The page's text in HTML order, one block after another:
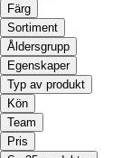
Färg
Sortiment
Åldersgrupp
Egenskaper
Typ av produkt
Kön
Team
Pris